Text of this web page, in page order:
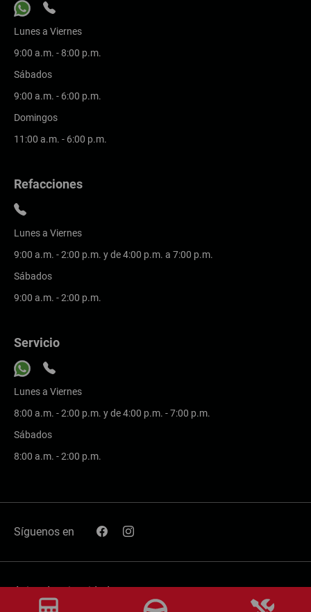
Lunes a Viernes
9:00 a.m. - 8:00 p.m.
Sábados
9:00 a.m. - 6:00 p.m.
Domingos
11:00 a.m. - 6:00 p.m.
Refacciones
Lunes a Viernes
9:00 a.m. - 2:00 p.m. y de 4:00 p.m. a 7:00 p.m.
Sábados
9:00 a.m. - 2:00 p.m.
Servicio
Lunes a Viernes
8:00 a.m. - 2:00 p.m. y de 4:00 p.m. - 7:00 p.m.
Sábados
8:00 a.m. - 2:00 p.m.
Síguenos en
Aviso de privacidad